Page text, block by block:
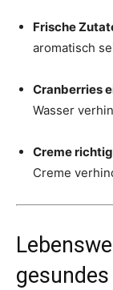
Frische
aromatisch
Cranberries
Wasser
Creme
Creme
gesundes